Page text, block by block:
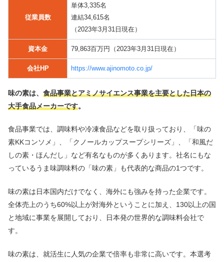
従業員数
単体3,335名
連結34,615名
（2023年3月31日現在）
資本金 79,863百万円（2023年3月31日現在）
会社HP https://www.ajinomoto.co.jp/
味の素は、 食品事業とアミノサイエンス事業を主要とした日本の
大手食品メーカーです。
食品事業では、調味料や冷凍食品などを取り扱っており、「味の
素KKコンソメ」、「クノールカップスープシリーズ」、「和風だ
しの素・ほんだし」など有名なものが多くあります。社名にもな
っているうま味調味料の「味の素」も代表的な商品の1つです。
味の素は日本国内だけでなく、海外にも強みを持った企業です。
全体売上のうち60%以上が対海外ということに加え、130以上の国
と地域に事業を展開しており、日本発の世界的な調味料会社で
す。
味の素は、就活生に人気の企業で倍率も非常に高いです。本選考